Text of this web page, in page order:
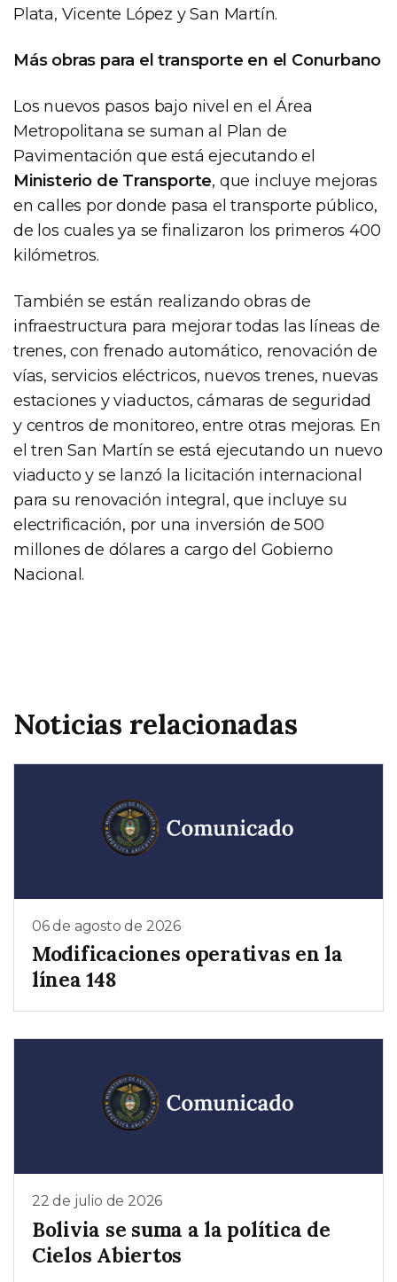
Plata, Vicente López y San Martín.
Más obras para el transporte en el Conurbano
Los nuevos pasos bajo nivel en el Área
Metropolitana se suman al Plan de
Pavimentación que está ejecutando el
Ministerio de Transporte, que incluye mejoras
en calles por donde pasa el transporte público,
de los cuales ya se finalizaron los primeros 400
kilómetros.
También se están realizando obras de
infraestructura para mejorar todas las líneas de
trenes, con frenado automático, renovación de
vías, servicios eléctricos, nuevos trenes, nuevas
estaciones y viaductos, cámaras de seguridad
y centros de monitoreo, entre otras mejoras. En
el tren San Martín se está ejecutando un nuevo
viaducto y se lanzó la licitación internacional
para su renovación integral, que incluye su
electrificación, por una inversión de 500
millones de dólares a cargo del Gobierno
Nacional.
Noticias relacionadas
06 de agosto de 2026
Modificaciones operativas en la
línea 148
22 de julio de 2026
Bolivia se suma a la política de
Cielos Abiertos